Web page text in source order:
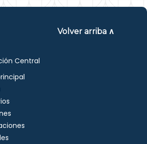
Volver arriba ∧
Central